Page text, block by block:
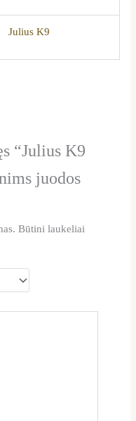
Julius K9
“Julius K9
juodos
Būtini laukeliai